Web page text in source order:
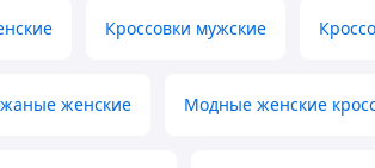
Кроссовки мужские
женские Модные женские